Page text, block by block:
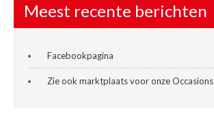
Meest recente berichten
Facebookpagina
Zie ook marktplaats voor onze Occasions